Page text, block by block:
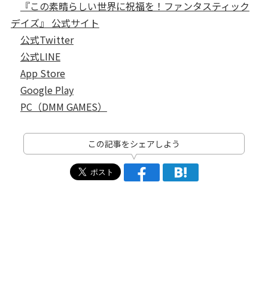
『この素晴らしい世界に祝福を！ファンタスティック
デイズ』 公式サイト
公式Twitter
公式LINE
App Store
Google Play
PC（DMM GAMES）
この記事をシェアしよう